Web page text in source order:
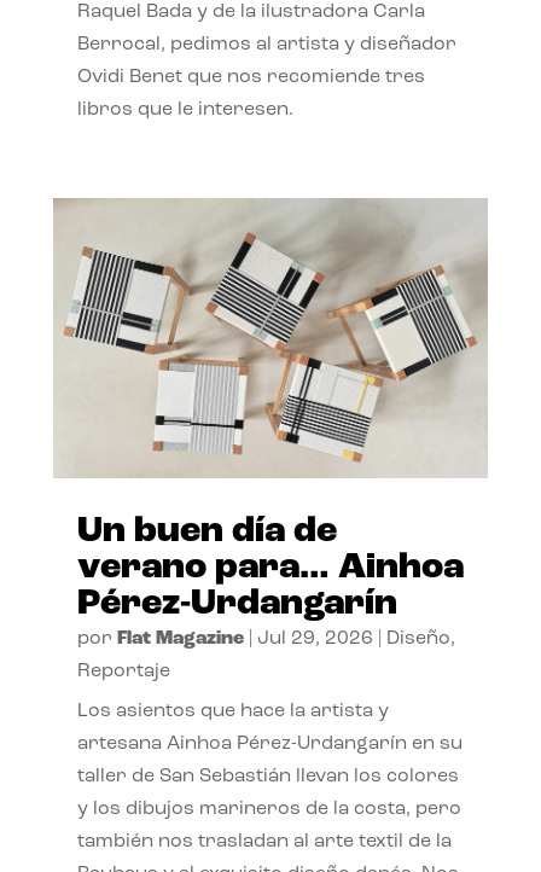
Raquel Bada y de la ilustradora Carla
Berrocal, pedimos al artista y diseñador
Ovidi Benet que nos recomiende tres
libros que le interesen.
Un buen día de
verano para… Ainhoa
Pérez-Urdangarín
por Flat Magazine| Jul 29, 2026 Diseño,
Reportaje
Los asientos que hace la artista y
artesana Ainhoa Pérez-Urdangarín en su
taller de San Sebastián llevan los colores
y los dibujos marineros de la costa, pero
también nos trasladan al arte textil de la